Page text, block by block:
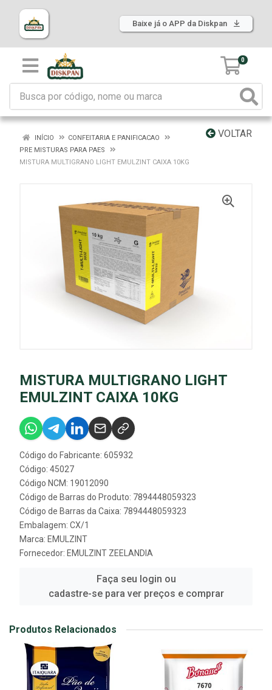
Baixe já o APP da Diskpan
0
VOLTAR
INÍCIO
CONFEITARIA E PANIFICACAO
PRE MISTURAS PARA PAES
MISTURA MULTIGRANO LIGHT EMULZINT CAIXA 10KG
MISTURA MULTIGRANO LIGHT
EMULZINT CAIXA 10KG
Código do Fabricante: 605932
Código: 45027
Código NCM: 19012090
Código de Barras do Produto: 7894448059323
Código de Barras da Caixa: 7894448059323
Embalagem: CX/1
Marca: EMULZINT
Fornecedor: EMULZINT ZEELANDIA
Faça seu login ou
cadastre-se para ver preços e comprar
Produtos Relacionados